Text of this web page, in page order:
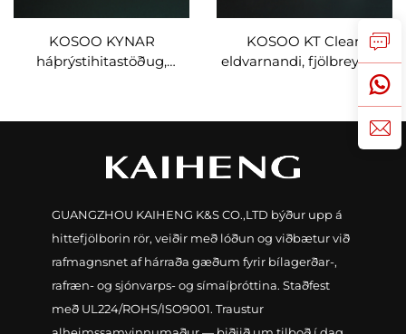
KOSOO KYNAR
háþrýstihitastöðug,
KOSOO KT Clear,
eldvarnandi, fjölbreytileg
GUANGZHOU KAIHENG K&S CO.,LTD býður upp á
hittefjölborin rör, veiðir með lóðun og viðbætur við
rafmagnsnet af hárraða gæðum fyrir bílagerðar-,
rafræn- og sjónvarps- og símaíþróttina. Staðfest
með UL224/ROHS/ISO9001. Traustur